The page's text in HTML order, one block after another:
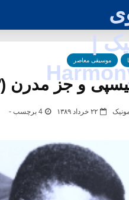
موسیقی معاصر
و جز مدرن (۳)
۲۲ خرداد ۱۳۸۹ 4 برچسب -